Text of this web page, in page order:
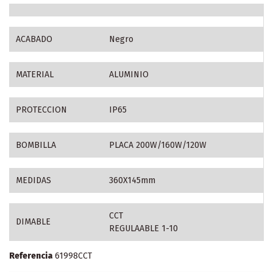
ACABADO Negro
MATERIAL ALUMINIO
PROTECCION IP65
BOMBILLA PLACA 200W/160W/120W
MEDIDAS 360X145mm
DIMABLE
CCT
REGULAABLE 1-10
Referencia 61998CCT